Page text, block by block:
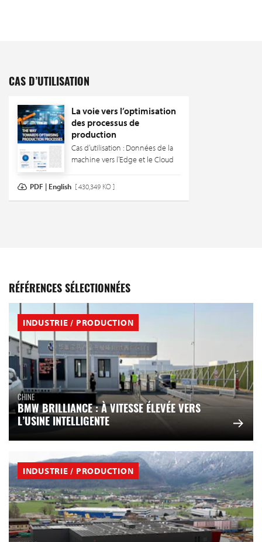
CAS D’UTILISATION
La voie vers l’optimisation
des processus de
production
Cas d’utilisation : Données de la
machine vers l’Edge et le Cloud
PDF | English [ 430,349 KO ]
RÉFÉRENCES SÉLECTIONNÉES
INDUSTRIE / PRODUCTION
CHINE
BMW BRILLIANCE : À VITESSE ÉLEVÉE VERS
L’USINE INTELLIGENTE
INDUSTRIE / PRODUCTION